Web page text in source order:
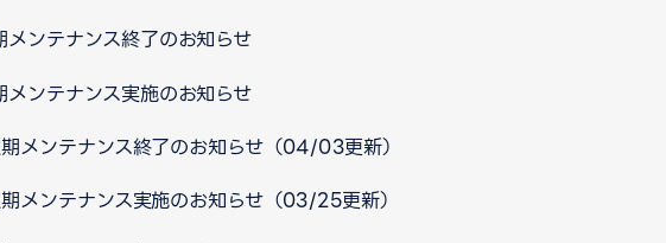
ンテナンス終了のお知らせ
ンテナンス実施のお知らせ
メンテナンス終了のお知らせ（04/03更新）
メンテナンス実施のお知らせ（03/25更新）